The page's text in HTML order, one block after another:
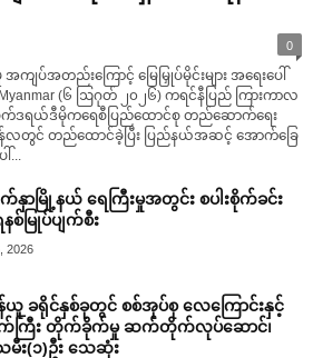
0
ျပ်အတည်းကြောင့် မြေမြှုပ်မိုင်းများ အရေးပေါ်
(၆ ဩဂုတ် ၂၀၂၆) ကရင်နီပြည် ကြားကာလ
ဖက်ဒရယ်ဒီမိုကရေစီပြည်ထောင်စု တည်ဆောက်ရေး
န်လတွင် တည်ထောင်ခဲ့ပြီး ပြည်နယ်အဆင့် အောက်ခြေ
...
က်နှာမြို့နယ် ရေကြီးမှုအတွင်း စပါးစိုက်ခင်း
နစ်မြုပ်ပျက်စီး
2026
ခရိုင်နှစ်ခုတွင် စစ်အုပ်စု လေကြောင်းနှင့်
ကြီး တိုက်ခိုက်မှု ဆက်တိုက်လုပ်ဆောင်၊
မီး(၁)ဦး သေဆုံး